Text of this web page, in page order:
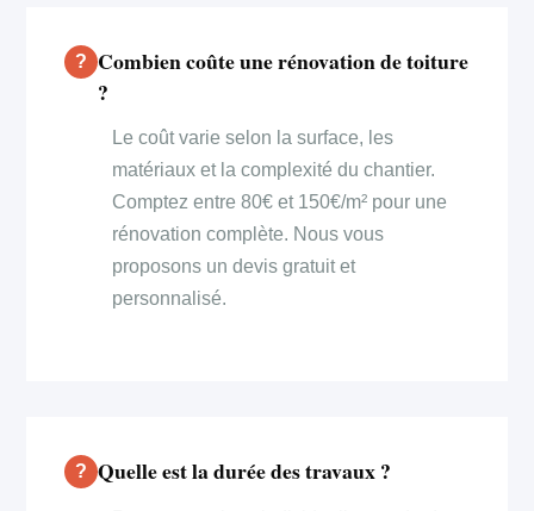
Combien coûte une rénovation de toiture
?
Le coût varie selon la surface, les
matériaux et la complexité du chantier.
Comptez entre 80€ et 150€/m² pour une
rénovation complète. Nous vous
proposons un devis gratuit et
personnalisé.
Quelle est la durée des travaux ?